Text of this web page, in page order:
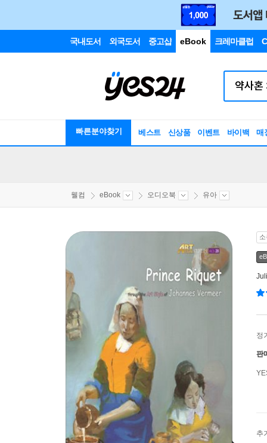
국내도서 외국도서 중고샵 eBook 크레마클럽
빠른분야찾기 베스트 신상품 이벤트 바이백 매
웰컴 eBook 오디오북 유아
정
판
추